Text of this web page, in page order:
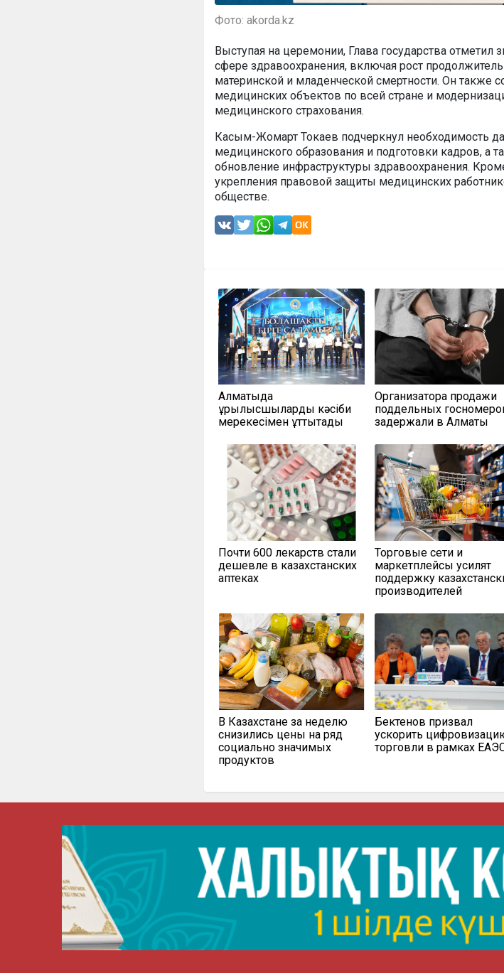
Фото: akorda.kz
Выступая на церемонии, Глава государства отметил
сфере здравоохранения, включая рост
материнской и младенческой смертности. Он также
медицинских объектов по всей стране и
медицинского страхования.
Касым-Жомарт Токаев подчеркнул необходимость
медицинского образования и подготовки кадров, а
обновление инфраструктуры здравоохранения.
укрепления правовой защиты медицинских
обществе.
Алматыда
құрылысшыларды кәсіби
мерекесімен құттықтады
Организатора продажи
поддельных
задержали в Алматы
Почти 600 лекарств стали
дешевле в казахстанских
аптеках
Торговые сети и
маркетплейсы усилят
поддержку
производителей
В Казахстане за неделю
снизились цены на ряд
социально значимых
продуктов
Бектенов призвал
ускорить
торговли в рамках